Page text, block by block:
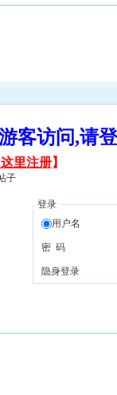
客访问,请
里注册】
子
登录
用户名
密 码
隐身登录